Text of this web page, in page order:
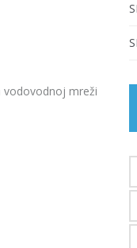
vodovodnoj mreži